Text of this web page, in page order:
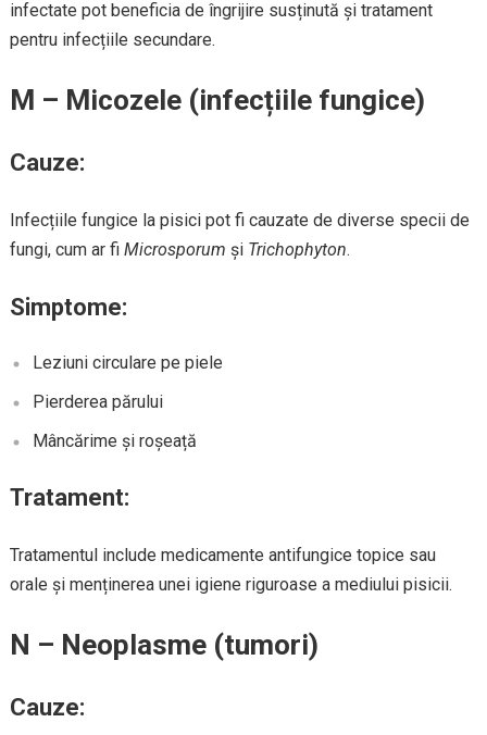
infectate pot beneficia de îngrijire susținută și tratament
pentru infecțiile secundare.
M – Micozele (infecțiile fungice)
Cauze:
Infecțiile fungice la pisici pot fi cauzate de diverse specii de
fungi, cum ar fi Microsporum și Trichophyton.
Simptome:
Leziuni circulare pe piele
Pierderea părului
Mâncărime și roșeață
Tratament:
Tratamentul include medicamente antifungice topice sau
orale și menținerea unei igiene riguroase a mediului pisicii.
N – Neoplasme (tumori)
Cauze: